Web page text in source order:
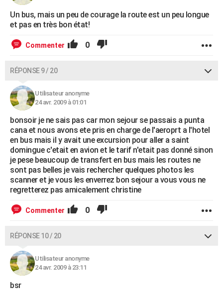
Un bus, mais un peu de courage la route est un peu longue
et pas en très bon état!
Commenter 0
RÉPONSE 9 / 20
Utilisateur anonyme
24 avr. 2009 à 01:01
bonsoir je ne sais pas car mon sejour se passais a punta
cana et nous avons ete pris en charge de l'aeroprt a l'hotel
en bus mais il y avait une excursion pour aller a saint
domingue c'etait en avion et le tarif n'etait pas donné sinon
je pese beaucoup de transfert en bus mais les routes ne
sont pas belles je vais rechercher quelques photos les
scanner et je vous les enverrez bon sejour a vous vous ne
regretterez pas amicalement christine
Commenter 0
RÉPONSE 10 / 20
Utilisateur anonyme
24 avr. 2009 à 23:11
bsr